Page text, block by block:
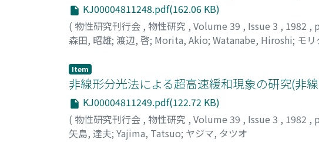
KJ00004811248.pdf(162.06 KB)
( 物性研究刊行会 , 物性研究 , Volume 39 , Issue 3 , 1982 ,
森田, 昭雄; 渡辺, 啓; Morita, Akio; Watanabe, Hiroshi; モ
Item
非線形分光法による超高速緩和現象の研究(非
KJ00004811249.pdf(122.72 KB)
( 物性研究刊行会 , 物性研究 , Volume 39 , Issue 3 , 1982 ,
矢島, 達夫; Yajima, Tatsuo; ヤジマ, タツオ